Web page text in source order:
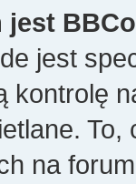
jest
jest
kontrolę
To,
na